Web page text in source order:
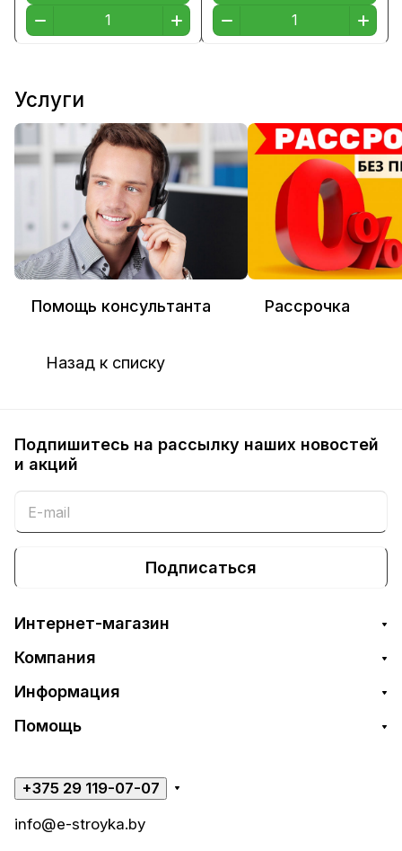
Услуги
Помощь консультанта Рассрочка
Назад к списку
Подпишитесь на рассылку наших новостей
и акций
Подписаться
Интернет-магазин
Компания
Информация
Помощь
+375 29 119-07-07
info@e-stroyka.by